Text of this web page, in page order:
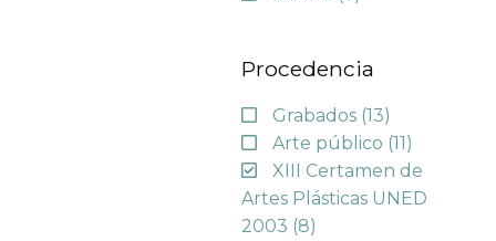
Procedencia
Grabados (13)
Arte público (11)
XIII Certamen de
Artes Plásticas UNED
2003 (8)